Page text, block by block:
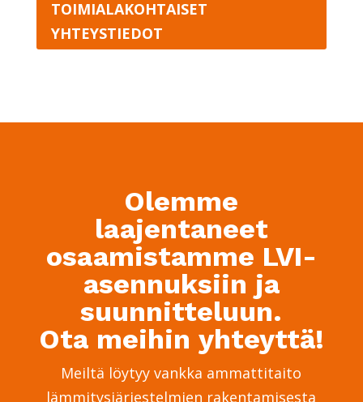
TOIMIALAKOHTAISET
YHTEYSTIEDOT
Olemme
laajentaneet
osaamistamme LVI-
asennuksiin ja
suunnitteluun.
Ota meihin yhteyttä!
Meiltä löytyy vankka ammattitaito
lämmitysjärjestelmien rakentamisesta